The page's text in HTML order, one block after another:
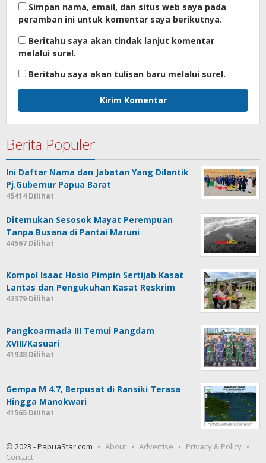
Simpan nama, email, dan situs web saya pada
peramban ini untuk komentar saya berikutnya.
Beritahu saya akan tindak lanjut komentar
melalui surel.
Beritahu saya akan tulisan baru melalui surel.
Berita Populer
Ini Daftar Nama dan Jabatan Yang Dilantik
Pj.Gubernur Papua Barat
45414 Dilihat
Ditemukan Sesosok Mayat Perempuan
Tanpa Busana di Pantai Maruni
44567 Dilihat
Kompol Isaac Hosio Pimpin Sertijab Kasat
Lantas dan Pengukuhan Kasat Reskrim
42379 Dilihat
Pangkoarmada III Temui Pangdam
XVIII/Kasuari
41938 Dilihat
Gempa M 4.7, Berpusat di Ransiki Terasa
Hingga Manokwari
41565 Dilihat
© 2023 - PapuaStar.com About Advertise
Privacy & Policy
Contact